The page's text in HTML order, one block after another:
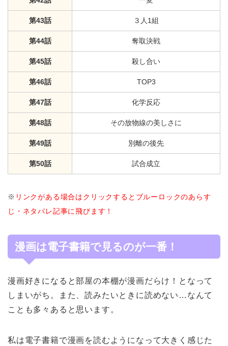
第43話 ３人1組
第44話 奪取決戦
第45話 殺し合い
第46話 TOP3
第47話 化学反応
第48話 その放物線の美しさに
第49話 別離の後先
第50話 試合成立
※ リンクがある場合はクリックするとブルーロックのあらす
じ・ネタバレ記事に飛びます！
漫画は電子書籍で見るのが一番！
漫画好きになると部屋の本棚が漫画だらけ！となって
しまいがち。また、読みたいときに読めない…なんて
ことも多々あると思います。
私は電子書籍で漫画を読むようになって大きく感じた